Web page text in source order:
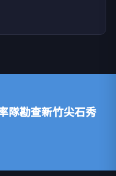
隊勘查新竹尖石秀